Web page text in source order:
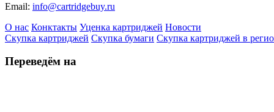
Email: info@cartridgebuy.ru
О нас Конктакты Уценка картриджей Новости
Скупка картриджей Скупка бумаги Скупка картриджей в
Переведём на